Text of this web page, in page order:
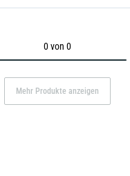
0 von 0
Mehr Produkte anzeigen